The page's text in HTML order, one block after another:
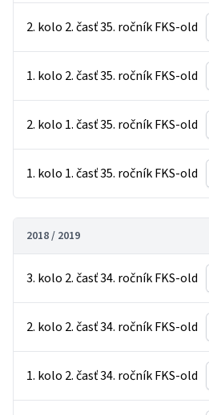
2. kolo 2. časť 35. ročník FKS-old
1. kolo 2. časť 35. ročník FKS-old
2. kolo 1. časť 35. ročník FKS-old
1. kolo 1. časť 35. ročník FKS-old
2018 / 2019
3. kolo 2. časť 34. ročník FKS-old
2. kolo 2. časť 34. ročník FKS-old
1. kolo 2. časť 34. ročník FKS-old